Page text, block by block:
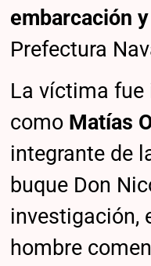
embarcación
Prefectura
La víctima
como Matías
integrante de
buque Don
investigación,
hombre